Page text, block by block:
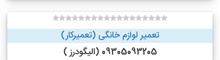
تعمیر لوازم خانگی (تعمیرکار)
09305093205 (الیگودرز )